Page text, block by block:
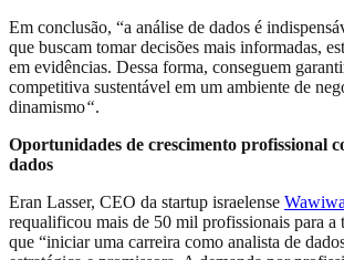
Em conclusão, “a análise de dados é
que buscam tomar decisões mais informadas,
em evidências. Dessa forma, conseguem
competitiva sustentável em um ambiente de
dinamismo“.
Oportunidades de crescimento profissional
dados
Eran Lasser, CEO da startup israelense
requalificou mais de 50 mil profissionais para a
que “iniciar uma carreira como analista de